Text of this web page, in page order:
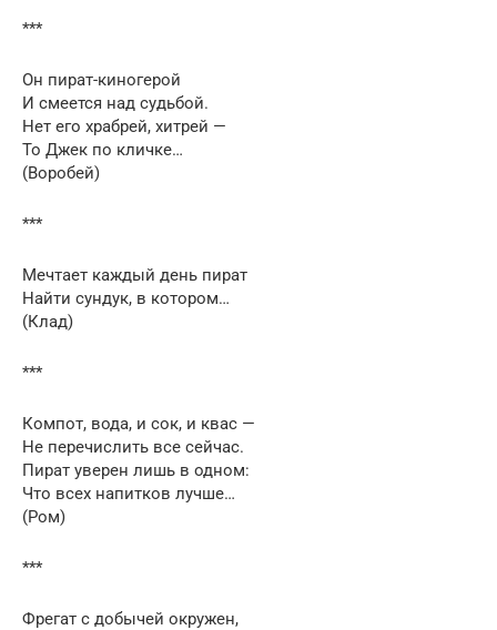
***
Он пират-киногерой
И смеется над судьбой.
Нет его храбрей, хитрей —
То Джек по кличке…
(Воробей)
***
Мечтает каждый день пират
Найти сундук, в котором…
(Клад)
***
Компот, вода, и сок, и квас —
Не перечислить все сейчас.
Пират уверен лишь в одном:
Что всех напитков лучше…
(Ром)
***
Фрегат с добычей окружен,